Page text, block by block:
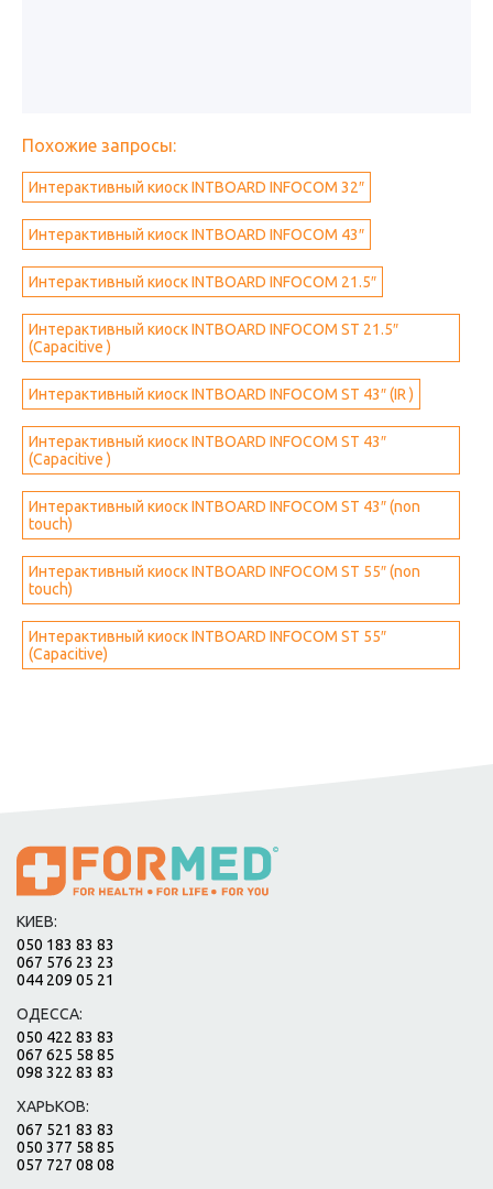
Похожие запросы:
Интерактивный киоск INTBOARD INFOCOM 32″
Интерактивный киоск INTBOARD INFOCOM 43″
Интерактивный киоск INTBOARD INFOCOM 21.5″
Интерактивный киоск INTBOARD INFOCOM ST 21.5″
(Capacitive )
Интерактивный киоск INTBOARD INFOCOM ST 43″ (IR )
Интерактивный киоск INTBOARD INFOCOM ST 43″
(Capacitive )
Интерактивный киоск INTBOARD INFOCOM ST 43″ (non
touch)
Интерактивный киоск INTBOARD INFOCOM ST 55″ (non
touch)
Интерактивный киоск INTBOARD INFOCOM ST 55″
(Capacitive)
КИЕВ:
050 183 83 83
067 576 23 23
044 209 05 21
ОДЕССА:
050 422 83 83
067 625 58 85
098 322 83 83
ХАРЬКОВ:
067 521 83 83
050 377 58 85
057 727 08 08